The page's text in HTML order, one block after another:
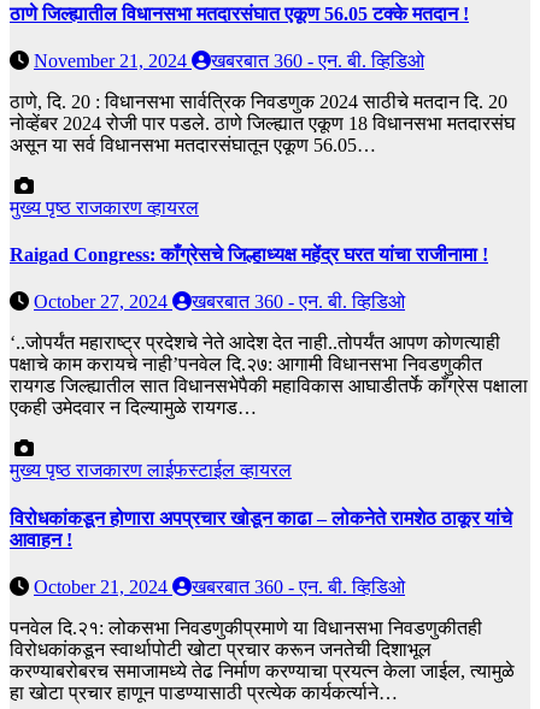
ठाणे जिल्ह्यातील विधानसभा मतदारसंघात एकूण 56.05 टक्के मतदान !
November 21, 2024
खबरबात 360 - एन. बी. व्हिडिओ
ठाणे, दि. 20 : विधानसभा सार्वत्रिक निवडणुक 2024 साठीचे मतदान दि. 20
नोव्हेंबर 2024 रोजी पार पडले. ठाणे जिल्ह्यात एकूण 18 विधानसभा मतदारसंघ
असून या सर्व विधानसभा मतदारसंघातून एकूण 56.05…
मुख्य पृष्ठराजकारणव्हायरल
Raigad Congress: काँग्रेसचे जिल्हाध्यक्ष महेंद्र घरत यांचा राजीनामा !
October 27, 2024
खबरबात 360 - एन. बी. व्हिडिओ
‘..जोपर्यंत महाराष्ट्र प्रदेशचे नेते आदेश देत नाही..तोपर्यंत आपण कोणत्याही
पक्षाचे काम करायचे नाही’पनवेल दि.२७: आगामी विधानसभा निवडणुकीत
रायगड जिल्ह्यातील सात विधानसभेपैकी महाविकास आघाडीतर्फे काँग्रेस पक्षाला
एकही उमेदवार न दिल्यामुळे रायगड…
मुख्य पृष्ठराजकारणलाईफस्टाईलव्हायरल
विरोधकांकडून होणारा अपप्रचार खोडून काढा – लोकनेते रामशेठ ठाकूर यांचे
आवाहन !
October 21, 2024
खबरबात 360 - एन. बी. व्हिडिओ
पनवेल दि.२१: लोकसभा निवडणुकीप्रमाणे या विधानसभा निवडणुकीतही
विरोधकांकडून स्वार्थापोटी खोटा प्रचार करून जनतेची दिशाभूल
करण्याबरोबरच समाजामध्ये तेढ निर्माण करण्याचा प्रयत्न केला जाईल, त्यामुळे
हा खोटा प्रचार हाणून पाडण्यासाठी प्रत्येक कार्यकर्त्याने…